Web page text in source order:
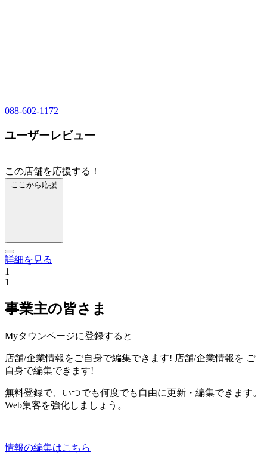
088-602-1172
ユーザーレビュー
この店舗を応援する！
ここから応援
詳細を見る
1
1
事業主の皆さま
Myタウンページに登録すると
店舗/企業情報をご自身で編集できます! 店舗/企業情報を ご
自身で編集できます!
無料登録で、いつでも何度でも自由に更新・編集できます。
Web集客を強化しましょう。
情報の編集はこちら